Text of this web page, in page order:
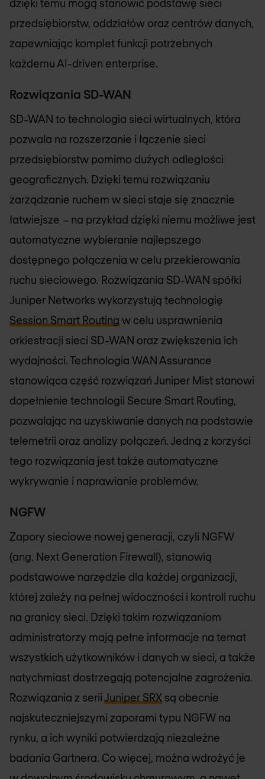
dzięki temu mogą stanowić podstawę sieci
przedsiębiorstw, oddziałów oraz centrów danych,
zapewniając komplet funkcji potrzebnych
każdemu AI-driven enterprise.
Rozwiązania SD-WAN
SD-WAN to technologia sieci wirtualnych, która
pozwala na rozszerzanie i łączenie sieci
przedsiębiorstw pomimo dużych odległości
geograficznych. Dzięki temu rozwiązaniu
zarządzanie ruchem w sieci staje się znacznie
łatwiejsze – na przykład dzięki niemu możliwe jest
automatyczne wybieranie najlepszego
dostępnego połączenia w celu przekierowania
ruchu sieciowego. Rozwiązania SD-WAN spółki
Juniper Networks wykorzystują technologię
Session Smart Routing w celu usprawnienia
orkiestracji sieci SD-WAN oraz zwiększenia ich
wydajności. Technologia WAN Assurance
stanowiąca część rozwiązań Juniper Mist stanowi
dopełnienie technologii Secure Smart Routing,
pozwalając na uzyskiwanie danych na podstawie
telemetrii oraz analizy połączeń. Jedną z korzyści
tego rozwiązania jest także automatyczne
wykrywanie i naprawianie problemów.
NGFW
Zapory sieciowe nowej generacji, czyli NGFW
(ang. Next Generation Firewall), stanowią
podstawowe narzędzie dla każdej organizacji,
której zależy na pełnej widoczności i kontroli ruchu
na granicy sieci. Dzięki takim rozwiązaniom
administratorzy mają pełne informacje na temat
wszystkich użytkowników i danych w sieci, a także
natychmiast dostrzegają potencjalne zagrożenia.
Rozwiązania z seriiJuniper SRX są obecnie
najskuteczniejszymi zaporami typu NGFW na
rynku, a ich wyniki potwierdzają niezależne
badania Gartnera. Co więcej, można wdrożyć je